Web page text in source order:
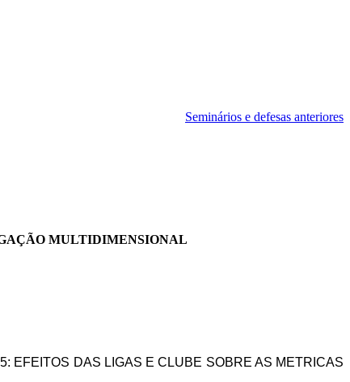
Seminários e defesas anteriores
MULTIDIMENSIONAL
EFEITOS DAS LIGAS E CLUBE SOBRE AS METRICAS